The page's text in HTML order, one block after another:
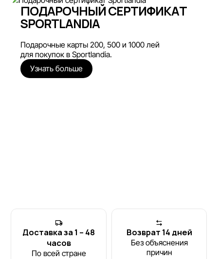
ПОДАРОЧНЫЙ СЕРТИФИКАТ
SPORTLANDIA
Подарочные карты 200, 500 и 1000 лей
для покупок в Sportlandia.
Узнать больше
Доставка за 1 – 48
часов
По всей стране
Возврат 14 дней
Без объяснения
причин